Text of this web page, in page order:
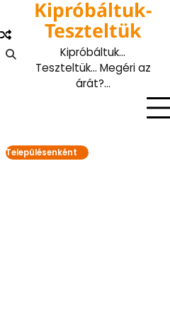
content
Kipróbáltuk-
Teszteltük
Kipróbáltuk…
Teszteltük… Megéri az
árát?…
Településenként